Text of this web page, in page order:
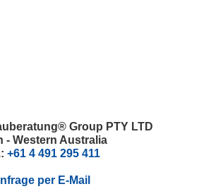
Group PTY LTD
- Western Australia
+61 4 491 295 411
per E-Mail